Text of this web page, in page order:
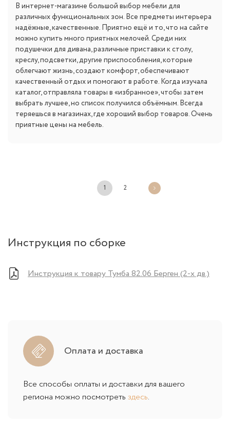
В интернет-магазине большой выбор мебели для
различных функциональных зон. Все предметы интерьера
надёжные, качественные. Приятно ещё и то, что на сайте
можно купить много приятных мелочей. Среди них
подушечки для дивана, различные приставки к столу,
креслу, подсветки, другие приспособления, которые
облегчают жизнь, создают комфорт, обеспечивают
качественный отдых и помогают в работе. Когда изучала
каталог, отправляла товары в «избранное», чтобы затем
выбрать лучшее, но список получился объёмным. Всегда
теряешься в магазинах, где хороший выбор товаров. Очень
приятные цены на мебель.
1 2
Инструкция по сборке
Инструкция к товару Тумба 82.06 Берген (2-х дв.)
Оплата и доставка
Все способы оплаты и доставки для вашего
региона можно посмотреть здесь.